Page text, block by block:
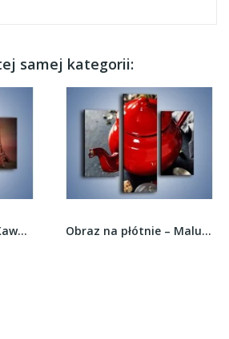
samej kategorii:
Obraz na płótnie – Kawa w centrum francji –... Obraz na płótnie – Malutki czajniczek do...